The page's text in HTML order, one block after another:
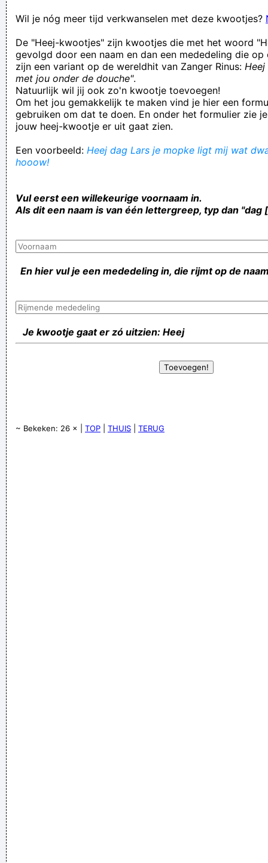
Wil je nóg meer tijd verkwanselen met deze kwootjes?
De "Heej-kwootjes" zijn kwootjes die met het woord
gevolgd door een naam en dan een mededeling die op
zijn een variant op de wereldhit van Zanger Rinus:
met jou onder de douche".
Natuurlijk wil jij ook zo'n kwootje toevoegen!
Om het jou gemakkelijk te maken vind je hier een
gebruiken om dat te doen. En onder het formulier zie
jouw heej-kwootje er uit gaat zien.
Een voorbeeld: Heej dag Lars je mopke ligt mij wat
hooow!
Vul eerst een willekeurige voornaam in.
Als dit een naam is van één lettergreep, typ dan "dag
En hier vul je een mededeling in, die rijmt op de
Je kwootje gaat er zó uitzien: Heej
~ Bekeken: 26 × | TOP THUIS TERUG